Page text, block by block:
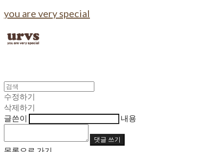
you are very special
수정하기
삭제하기
글쓴이
내용
댓글 쓰기